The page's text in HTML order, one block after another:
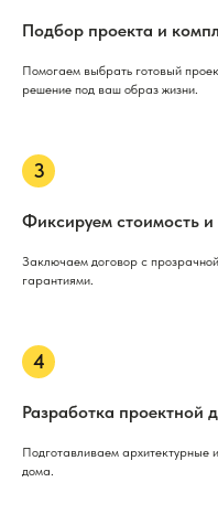
Подбор проекта и
Помогаем выбрать готовый
решение под ваш образ жизни.
Фиксируем стоимость и
Заключаем договор с
гарантиями.
Разработка проектной
Подготавливаем архитектурные
дома.